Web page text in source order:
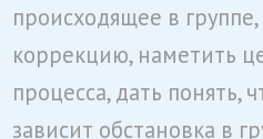
происходящее в
коррекцию, наметить
процесса, дать понять,
зависит обстановка в